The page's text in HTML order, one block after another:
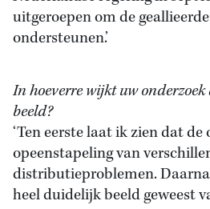
uitgeroepen om de
ondersteunen.’
In hoeverre wijkt uw
beeld?
‘Ten eerste laat ik zien dat de
opeenstapeling van
distributieproblemen.
heel duidelijk beeld geweest